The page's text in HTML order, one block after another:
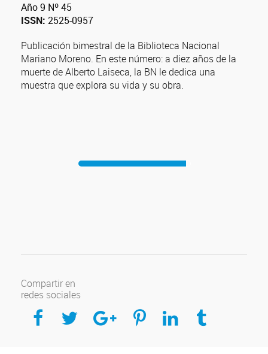
Año 9 Nº 45
ISSN: 2525-0957
Publicación bimestral de la Biblioteca Nacional
Mariano Moreno. En este número: a diez años de la
muerte de Alberto Laiseca, la BN le dedica una
muestra que explora su vida y su obra.
Compartir en
redes sociales
Compartir en Facebook Compartir en Twitter Compartir en Google Plus Compartir en Pinterest Compartir en Linkedin Compartir en Tumblr